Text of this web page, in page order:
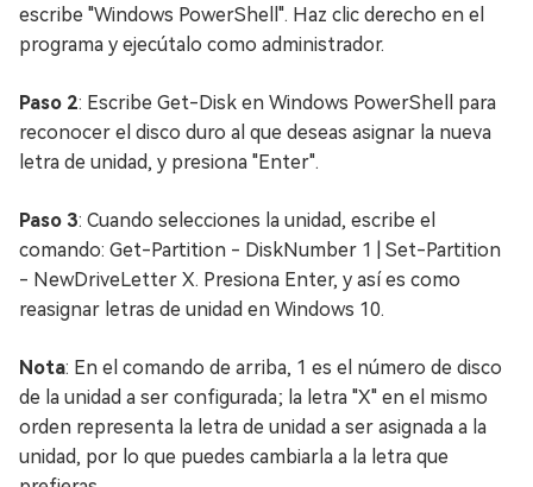
escribe "Windows PowerShell". Haz clic derecho en el
programa y ejecútalo como administrador.
Paso 2: Escribe Get-Disk en Windows PowerShell para
reconocer el disco duro al que deseas asignar la nueva
letra de unidad, y presiona "Enter".
Paso 3: Cuando selecciones la unidad, escribe el
comando: Get-Partition - DiskNumber 1 | Set-Partition
- NewDriveLetter X. Presiona Enter, y así es como
reasignar letras de unidad en Windows 10.
Nota: En el comando de arriba, 1 es el número de disco
de la unidad a ser configurada; la letra "X" en el mismo
orden representa la letra de unidad a ser asignada a la
unidad, por lo que puedes cambiarla a la letra que